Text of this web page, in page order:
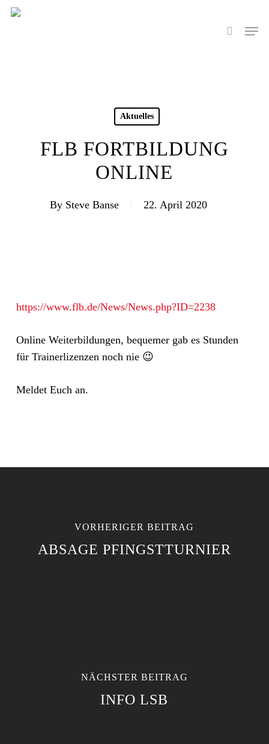
Skip
search
Menu
Aktuelles
FLB FORTBILDUNG
ONLINE
By Steve Banse 22. April 2020
https://www.flb.de/News/News.php?ID=2238
Online Weiterbildungen, bequemer gab es Stunden
für Trainerlizenzen noch nie 😉
Meldet Euch an.
VORHERIGER BEITRAG
ABSAGE PFINGSTTURNIER
NÄCHSTER BEITRAG
INFO LSB